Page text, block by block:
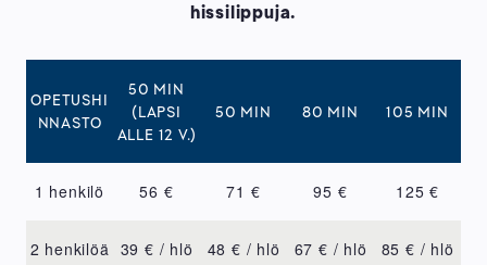
hissilippuja.
OPETUSHI
NNASTO
50 MIN
(LAPSI
ALLE 12 V.)
50 MIN 80 MIN 105 MIN
1 henkilö 56 € 71 € 95 € 125 €
2 henkilöä 39 € / hlö 48 € / hlö 67 € / hlö 85 € / hlö